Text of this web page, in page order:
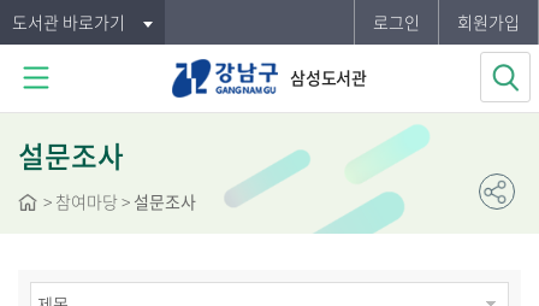
도서관 바로가기 로그인 회원가입
삼성도서관
설문조사
> 참여마당> 설문조사